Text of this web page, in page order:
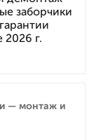
заборчики
2026 г.
— монтаж и